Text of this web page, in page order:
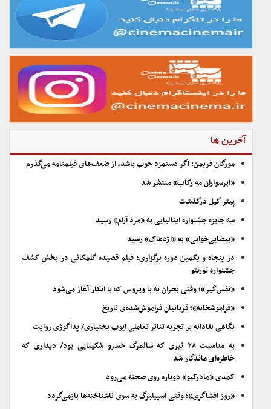
آخرین ها
مورگان فریمن: اگر دستمزد خوب باشد، از ضعف‌های فیلمنامه می‌گذرم
«ابرسواران مه رکاب» منتشر شد
پیتر گیل درگذشت
سه جایزه جشنواره ایتالیایی به «مرد آرام» رسید
«بیضایی‌خوانی» به «اژدهاک» رسید
در پنجاه و یکمین دوره برگزاری؛ فیلم قصیده گلمکانی در بخش کشف
جشنواره تورنتو
«نفس‌گیر»؛ وقتی بحران نه با ویروس که با انکار آغاز می‌شود
«فراموشخانه»؛ قربانیان فراموش‌شده‌ی تاریخ
نگاهی نقادانه بر تجربه تئاتر تعاملی ایوب بختیاری/ پداگوژی روایت
به مناسبت ۲۸ تیری که سالمرگ خسرو شکیبایی بود/ دیداری که
خاطره‌ای ماندگار شد
کمدی «مادرکیو» دوباره روی صحنه می‌رود
«روز افشاگری»؛ وقتی اسپیلبرگ به سوی ناشناخته‌ها بازمی‌گردد